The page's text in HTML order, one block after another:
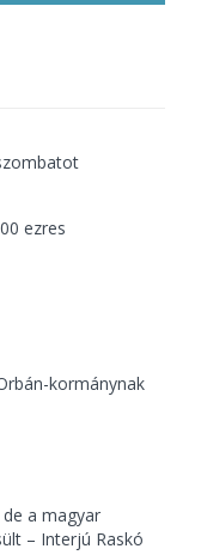
ezres
kormánynak
a magyar
– Interjú Raskó